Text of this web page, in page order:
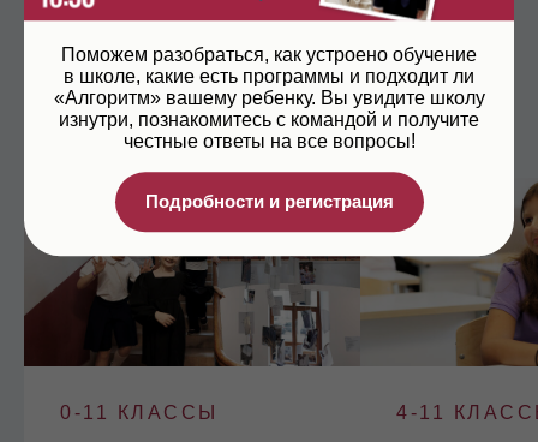
Поможем разобраться, как устроено обучение
в школе, какие есть программы и подходит ли
«Алгоритм» вашему ребенку. Вы увидите школу
изнутри, познакомитесь с командой и получите
честные ответы на все вопросы!
Подробности и регистрация
Форматы
0-11 КЛАССЫ
4-11